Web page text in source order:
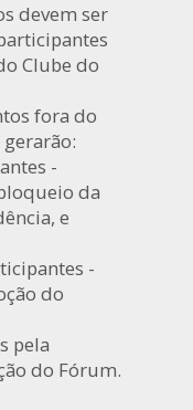
devem ser
Clube do
fora do
-
da
e
-
do
pela
do Fórum.